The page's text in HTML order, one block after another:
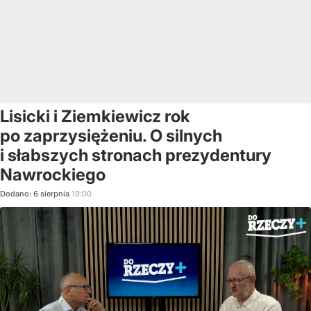
Lisicki i Ziemkiewicz rok
po zaprzysiężeniu. O silnych
i słabszych stronach prezydentury
Nawrockiego
Dodano: 6 sierpnia 19:00